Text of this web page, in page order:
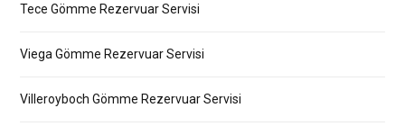
Tece Gömme Rezervuar Servisi
Viega Gömme Rezervuar Servisi
Villeroyboch Gömme Rezervuar Servisi